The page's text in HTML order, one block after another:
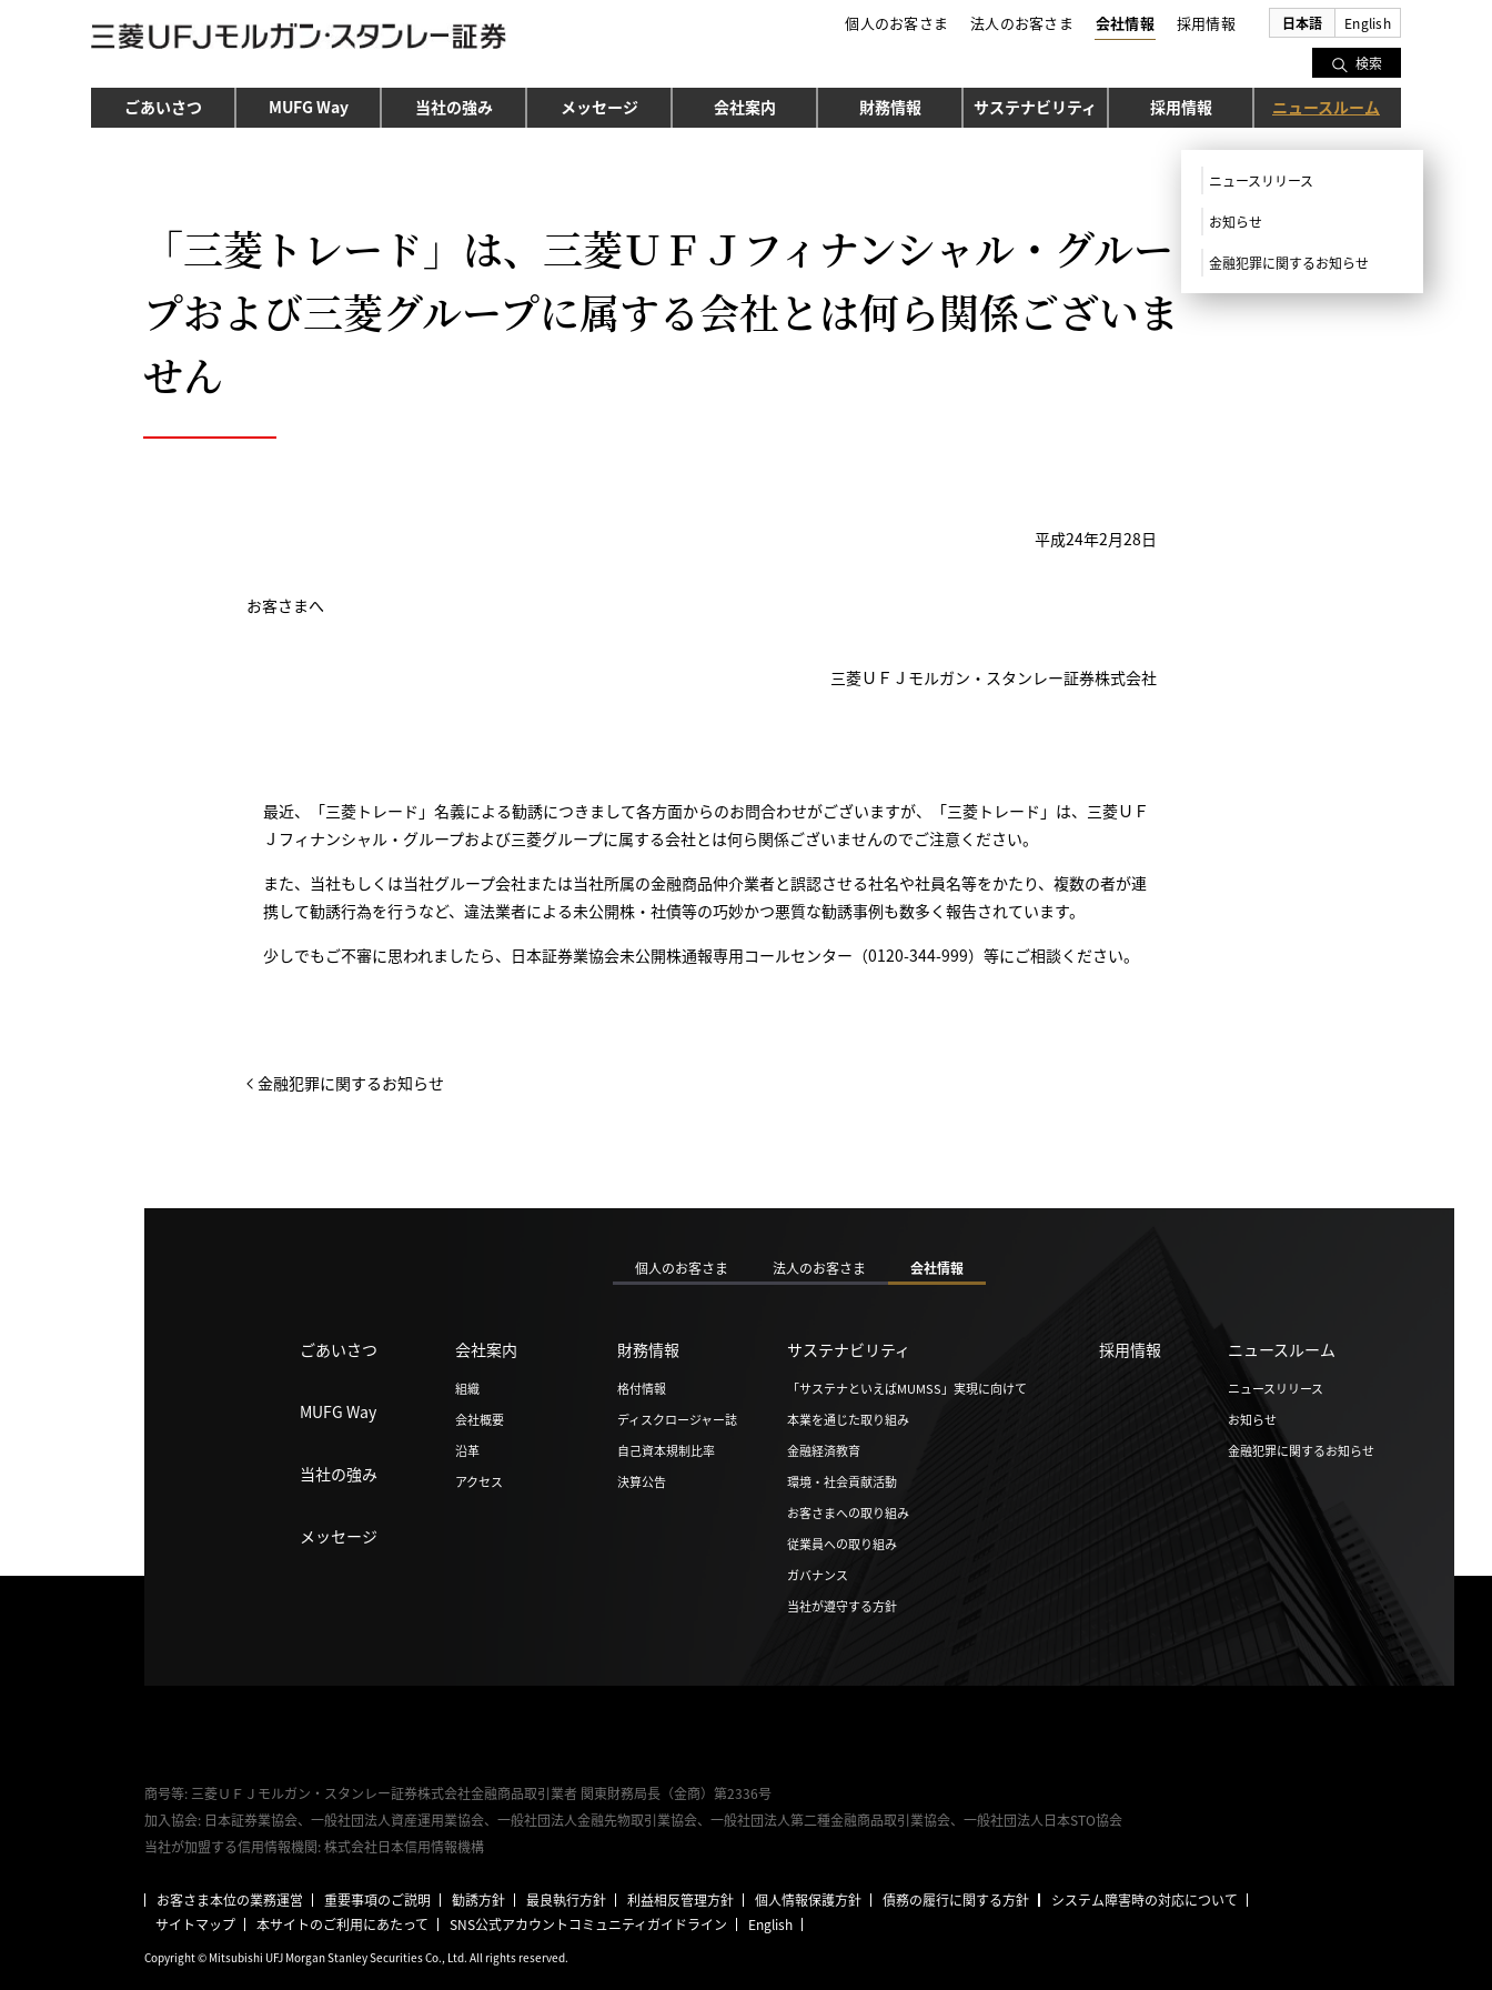
個人のお客さま 法人のお客さま 会社情報 採用情報 日本語 English
検索
ごあいさつ MUFG Way 当社の強み メッセージ 会社案内 財務情報 サステナビリティ 採用情報 ニュースルーム
「三菱トレード」は、三菱ＵＦＪフィナンシャル・グルー
プおよび三菱グループに属する会社とは何ら関係ございま
せん
平成24年2月28日
お客さまへ
三菱ＵＦＪモルガン・スタンレー証券株式会社
最近、「三菱トレード」名義による勧誘につきまして各方面からのお問合わせがございますが、「三菱トレード」は、三菱ＵＦ
Ｊフィナンシャル・グループおよび三菱グループに属する会社とは何ら関係ございませんのでご注意ください。
また、当社もしくは当社グループ会社または当社所属の金融商品仲介業者と誤認させる社名や社員名等をかたり、複数の者が連
携して勧誘行為を行うなど、違法業者による未公開株・社債等の巧妙かつ悪質な勧誘事例も数多く報告されています。
少しでもご不審に思われましたら、日本証券業協会未公開株通報専用コールセンター（0120-344-999）等にご相談ください。
金融犯罪に関するお知らせ
ニュースリリース
お知らせ
金融犯罪に関するお知らせ
個人のお客さま 法人のお客さま 会社情報
ごあいさつ
MUFG Way
当社の強み
メッセージ
会社案内
組織
会社概要
沿革
アクセス
財務情報
格付情報
ディスクロージャー誌
自己資本規制比率
決算公告
サステナビリティ
「サステナといえばMUMSS」実現に向けて
本業を通じた取り組み
金融経済教育
環境・社会貢献活動
お客さまへの取り組み
従業員への取り組み
ガバナンス
当社が遵守する方針
採用情報 ニュースルーム
ニュースリリース
お知らせ
金融犯罪に関するお知らせ
商号等: 三菱ＵＦＪモルガン・スタンレー証券株式会社金融商品取引業者 関東財務局長（金商）第2336号
加入協会: 日本証券業協会、一般社団法人資産運用業協会、一般社団法人金融先物取引業協会、一般社団法人第二種金融商品取引業協会、一般社団法人日本STO協会
当社が加盟する信用情報機関: 株式会社日本信用情報機構
お客さま本位の業務運営 重要事項のご説明 勧誘方針 最良執行方針 利益相反管理方針 個人情報保護方針 債務の履行に関する方針
システム障害時の対応について
サイトマップ
本サイトのご利用にあたって SNS公式アカウントコミュニティガイドライン English
Copyright © Mitsubishi UFJ Morgan Stanley SecuritiesCo., Ltd. All rights reserved.